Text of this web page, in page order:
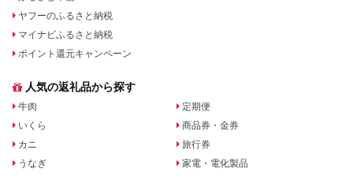
ヤフーのふるさと納税
マイナビふるさと納税
ポイント還元キャンペーン
人気の返礼品から探す
牛肉
いくら
カニ
うなぎ
定期便
商品券・金券
旅行券
家電・電化製品